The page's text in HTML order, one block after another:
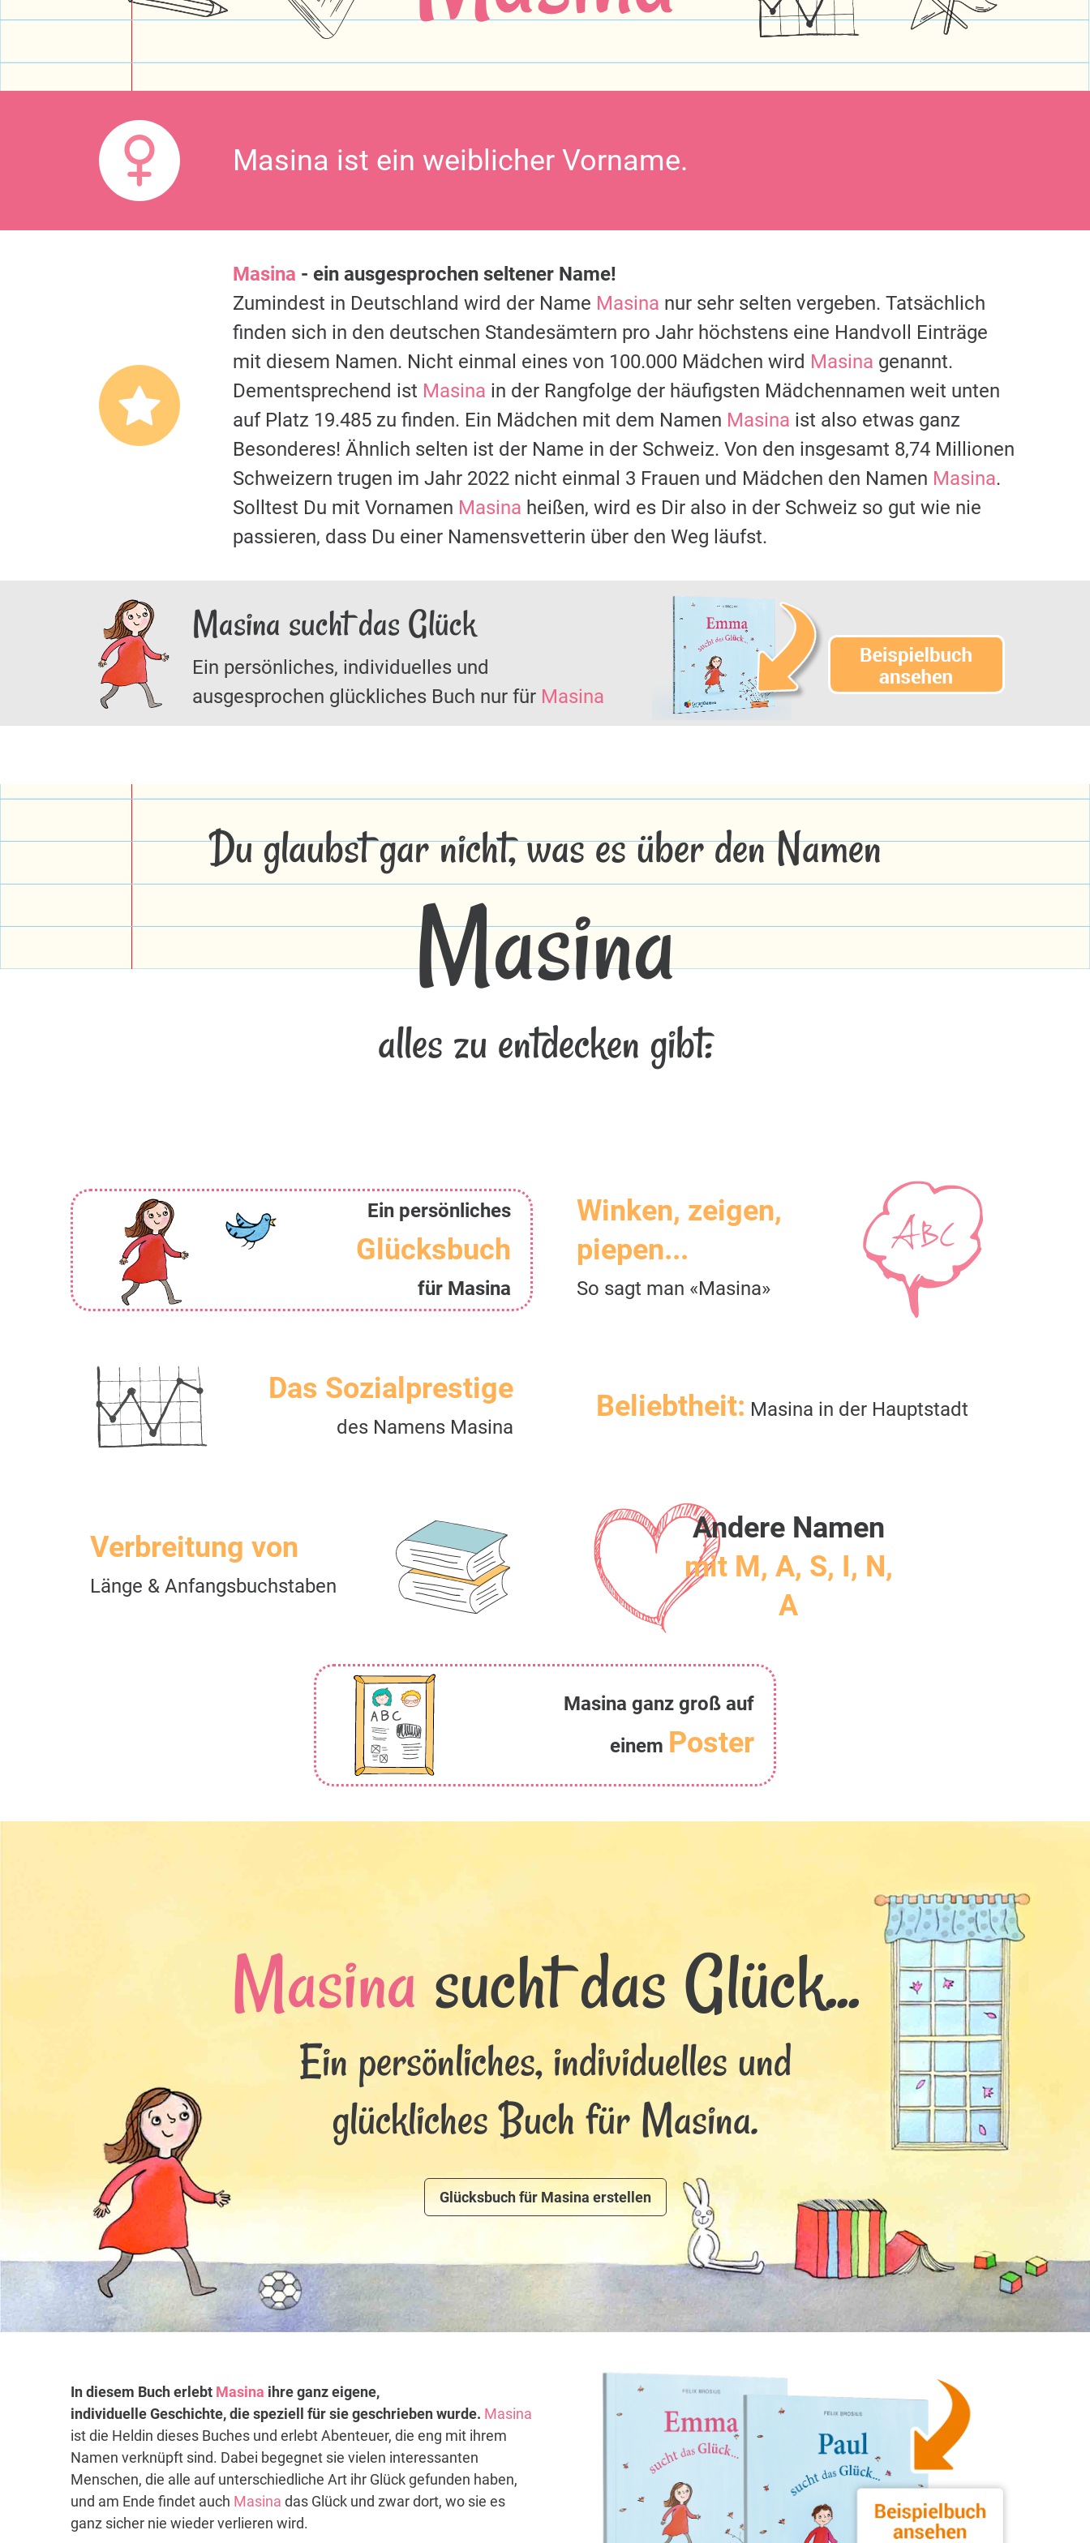
Masina ist ein weiblicher Vorname.
Masina - ein ausgesprochen seltener Name!
Zumindest in Deutschland wird der Name Masina nur sehr selten vergeben. Tatsächlich
finden sich in den deutschen Standesämtern pro Jahr höchstens eine Handvoll Einträge
mit diesem Namen. Nicht einmal eines von 100.000 Mädchen wird Masina genannt.
Dementsprechend ist Masina in der Rangfolge der häufigsten Mädchennamen weit unten
auf Platz 19.485 zu finden. Ein Mädchen mit dem Namen Masina ist also etwas ganz
Besonderes! Ähnlich selten ist der Name in der Schweiz. Von den insgesamt 8,74 Millionen
Schweizern trugen im Jahr 2022 nicht einmal 3 Frauen und Mädchen den Namen Masina.
Solltest Du mit Vornamen Masina heißen, wird es Dir also in der Schweiz so gut wie nie
passieren, dass Du einer Namensvetterin über den Weg läufst.
Masina sucht das Glück
Ein persönliches, individuelles und
ausgesprochen glückliches Buch nur für Masina
Du glaubst gar nicht, was es über den Namen
Masina
alles zu entdecken gibt:
Ein persönliches
Glücksbuch
für Masina
Winken, zeigen,
piepen...
So sagt man «Masina»
Das Sozialprestige
des Namens Masina
Beliebtheit: Masina in der Hauptstadt
Verbreitung von
Länge & Anfangsbuchstaben
Andere Namen
mit M, A, S, I, N,
A
Masina ganz groß auf
einem Poster
Masina sucht das Glück...
Ein persönliches, individuelles und
glückliches Buch für Masina.
Glücksbuch für Masina erstellen
In diesem Buch erlebt Masina ihre ganz eigene,
individuelle Geschichte, die speziell für sie geschrieben wurde. Masina
ist die Heldin dieses Buches und erlebt Abenteuer, die eng mit ihrem
Namen verknüpft sind. Dabei begegnet sie vielen interessanten
Menschen, die alle auf unterschiedliche Art ihr Glück gefunden haben,
und am Ende findet auch Masina das Glück und zwar dort, wo sie es
ganz sicher nie wieder verlieren wird.